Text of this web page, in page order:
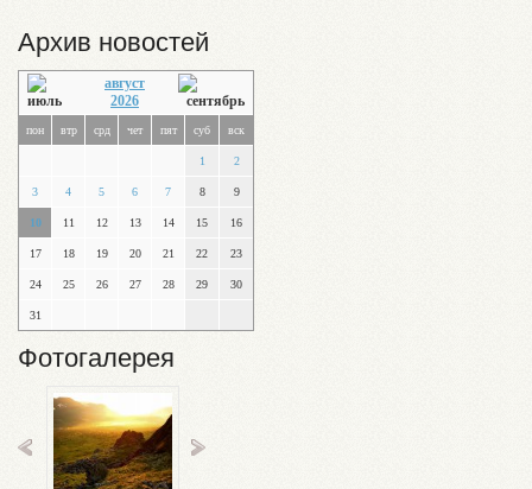
Архив новостей
август
2026
пон втр срд чет пят суб вск
1 2
3 4 5 6 7 8 9
10 11 12 13 14 15 16
17 18 19 20 21 22 23
24 25 26 27 28 29 30
31
Фотогалерея